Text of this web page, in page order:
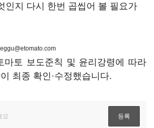
인지 다시 한번 곱씹어 볼 필요가
마토 보도준칙 및 윤리강령에 따라
최종 확인·수정했습니다.